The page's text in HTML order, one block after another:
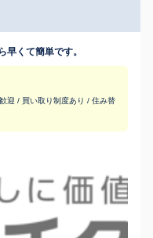
早くて簡単です。
迎 / 買い取り制度あり / 住み替